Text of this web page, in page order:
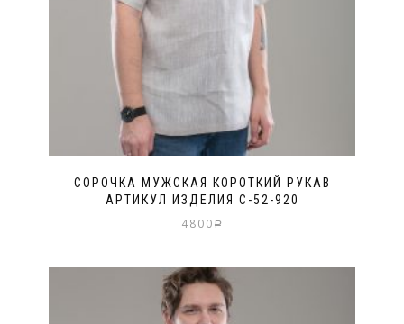
СОРОЧКА МУЖСКАЯ КОРОТКИЙ РУКАВ
АРТИКУЛ ИЗДЕЛИЯ С-52-920
4800 Р